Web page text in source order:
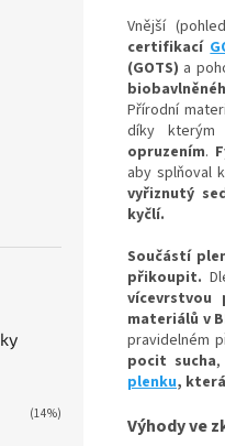
(14%)
Vnější
certifikací
(GOTS) a p
Přírodní
díky kterým
opruzením.
aby splňoval
vyřiznutý
kyčlí.
Součástí
přikoupit.
vícevrstvou
materiálů v
pravidelném
pocit sucha,
plenku,
Výhody ve